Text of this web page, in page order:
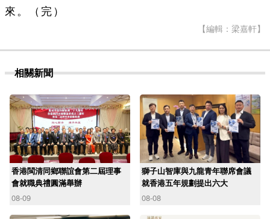
來。（完）
【編輯：梁嘉軒】
相關新聞
香港閩清同鄉聯誼會第二屆理事
會就職典禮圓滿舉辦
08-09
獅子山智庫與九龍青年聯席會議
就香港五年規劃提出六大
08-08